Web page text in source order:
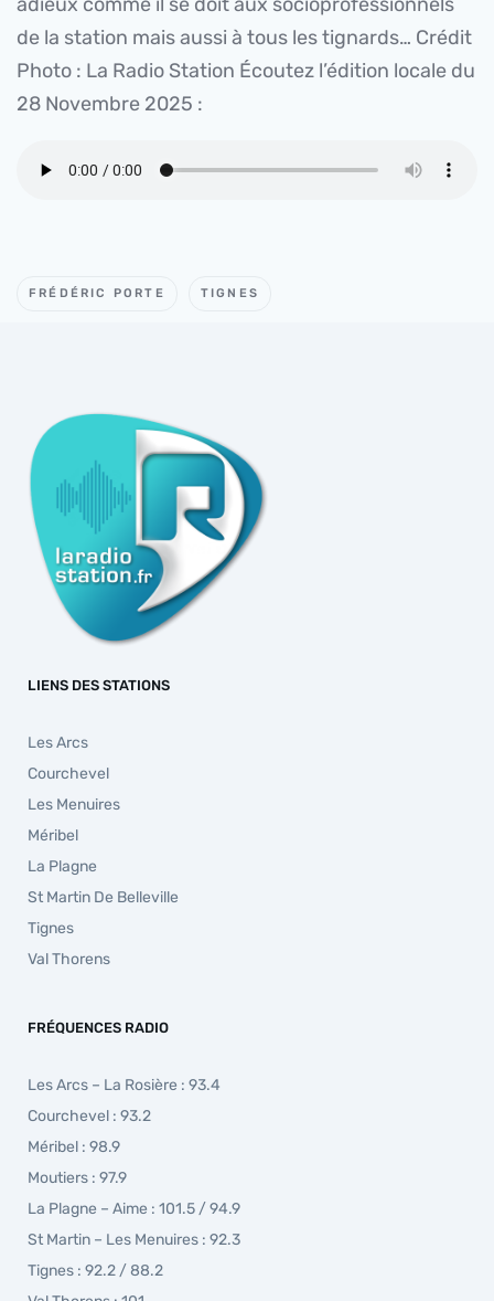
de la station mais aussi à tous les tignards… Crédit
Photo : La Radio Station Écoutez l’édition locale du
28 Novembre 2025 :
FRÉDÉRIC PORTE TIGNES
LIENS DES STATIONS
Les Arcs
Courchevel
Les Menuires
Méribel
La Plagne
St Martin De Belleville
Tignes
Val Thorens
FRÉQUENCES RADIO
Les Arcs – La Rosière : 93.4
Courchevel : 93.2
Méribel : 98.9
Moutiers : 97.9
La Plagne – Aime : 101.5 / 94.9
St Martin – Les Menuires : 92.3
Tignes : 92.2 / 88.2